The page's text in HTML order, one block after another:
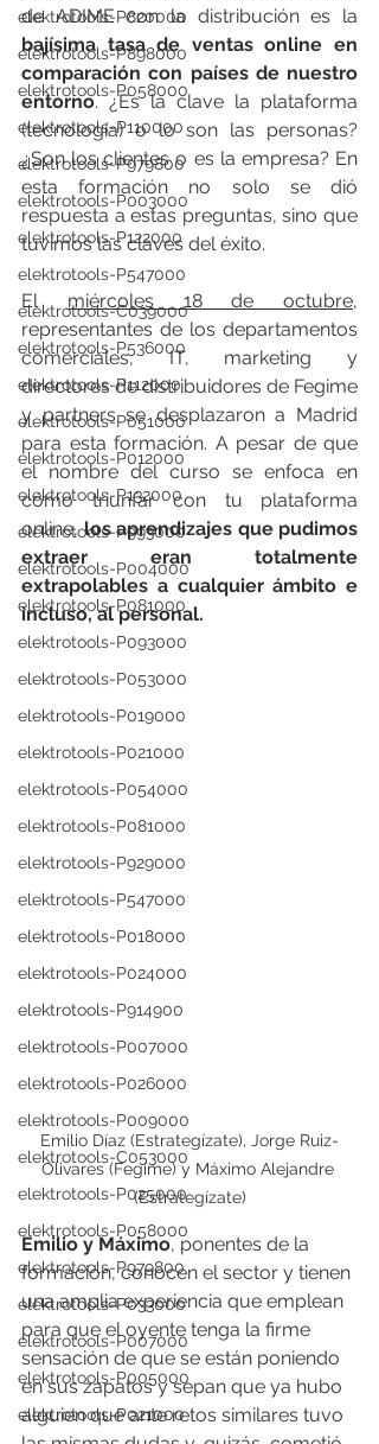
elektrotools-P820000
elektrotools-P898000
elektrotools-P058000
elektrotools-P110000
elektrotools-P979800
elektrotools-P003000
elektrotools-P122000
elektrotools-P547000
elektrotools-C039000
elektrotools-P536000
elektrotools-P112000
elektrotools-P051000
elektrotools-P012000
elektrotools-P132000
elektrotools-P993000
elektrotools-P004000
elektrotools-P081000
elektrotools-P093000
elektrotools-P053000
elektrotools-P019000
elektrotools-P021000
elektrotools-P054000
elektrotools-P081000
elektrotools-P929000
elektrotools-P547000
elektrotools-P018000
elektrotools-P024000
elektrotools-P914900
elektrotools-P007000
elektrotools-P026000
elektrotools-P009000
elektrotools-C053000
elektrotools-P025000
elektrotools-P058000
elektrotools-P979800
elektrotools-P033000
elektrotools-P007000
elektrotools-P005000
elektrotools-P021000
bajísima tasa de ventas online en
comparación con países de nuestro
entorno. ¿Es la clave la plataforma
(tecnología) o lo son las personas?
¿Son los clientes o es la empresa? En
esta formación no solo se dió
respuesta a estas preguntas, sino que
tuvimos las claves del éxito.
El miércoles 18 de octubre,
representantes de los departamentos
comerciales, IT, marketing y
directores de distribuidores de Fegime
y partners se desplazaron a Madrid
para esta formación. A pesar de que
el nombre del curso se enfoca en
cómo triunfar con tu plataforma
online, los aprendizajes que pudimos
extraer eran totalmente
extrapolables a cualquier ámbito e
incluso, al personal.
Emilio Díaz (Estrategízate), Jorge Ruiz-
Olivares (Fegime) y Máximo Alejandre
(Estrategízate)
Emilio y Máximo, ponentes de la
formación, conocen el sector y tienen
una amplia experiencia que emplean
para que el oyente tenga la firme
sensación de que se están poniendo
en sus zapatos y sepan que ya hubo
alguien que ante retos similares tuvo